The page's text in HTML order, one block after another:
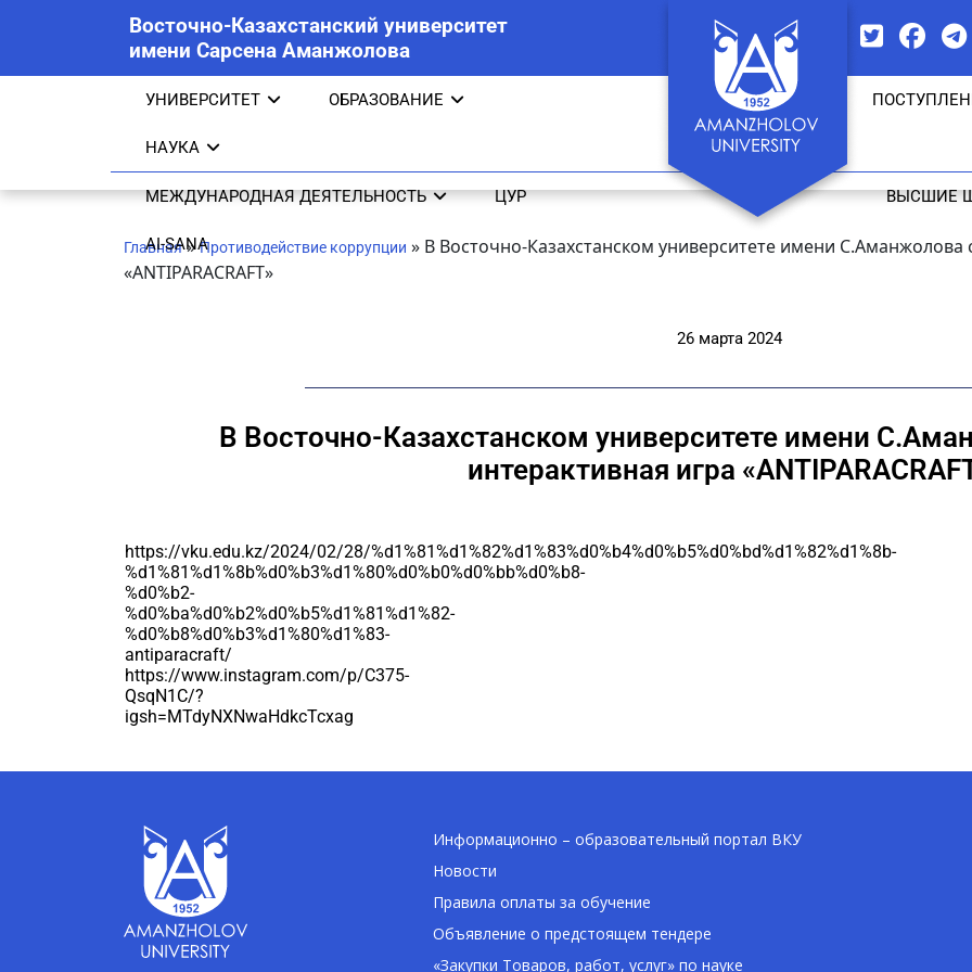
Восточно-Казахстанский университет
имени Сарсена Аманжолова
УНИВЕРСИТЕТ ОБРАЗОВАНИЕ
НАУКА
МЕЖДУНАРОДНАЯ ДЕЯТЕЛЬНОСТЬ ЦУР
AI-SANA
ВЫСШИЕ
Главная»Противодействие коррупции » В Восточно-Казахстанском университете имени С.Аманжолова
«ANTIPARACRAFT»
26 марта 2024
В Восточно-Казахстанском университете имени
интерактивная игра
https://vku.edu.kz/2024/02/28/%d1%81%d1%82%d1%83%d0%b4%d0%b5%d0%bd%d1%82%d1%8b-
%d1%81%d1%8b%d0%b3%d1%80%d0%b0%d0%bb%d0%b8-
%d0%b2-
%d0%ba%d0%b2%d0%b5%d1%81%d1%82-
%d0%b8%d0%b3%d1%80%d1%83-
antiparacraft/
https://www.instagram.com/p/C375-
QsqN1C/?
igsh=MTdyNXNwaHdkcTcxag
Информационно – образовательный портал ВКУ
Новости
Правила оплаты за обучение
Объявление о предстоящем тендере
«Закупки Товаров, работ, услуг» по науке